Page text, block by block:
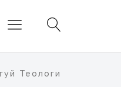
Теологи